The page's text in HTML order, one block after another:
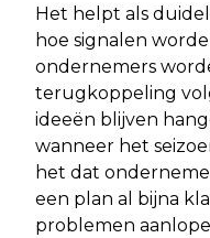
Het helpt als
hoe signalen
ondernemers
terugkoppeling
ideeën blijven
wanneer het
het dat
een plan al bijna
problemen